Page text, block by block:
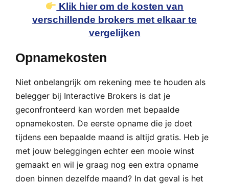
Klik hier om de kosten van
verschillende brokers met elkaar te
vergelijken
Opnamekosten
Niet onbelangrijk om rekening mee te houden als
belegger bij Interactive Brokers is dat je
geconfronteerd kan worden met bepaalde
opnamekosten. De eerste opname die je doet
tijdens een bepaalde maand is altijd gratis. Heb je
met jouw beleggingen echter een mooie winst
gemaakt en wil je graag nog een extra opname
doen binnen dezelfde maand? In dat geval is het